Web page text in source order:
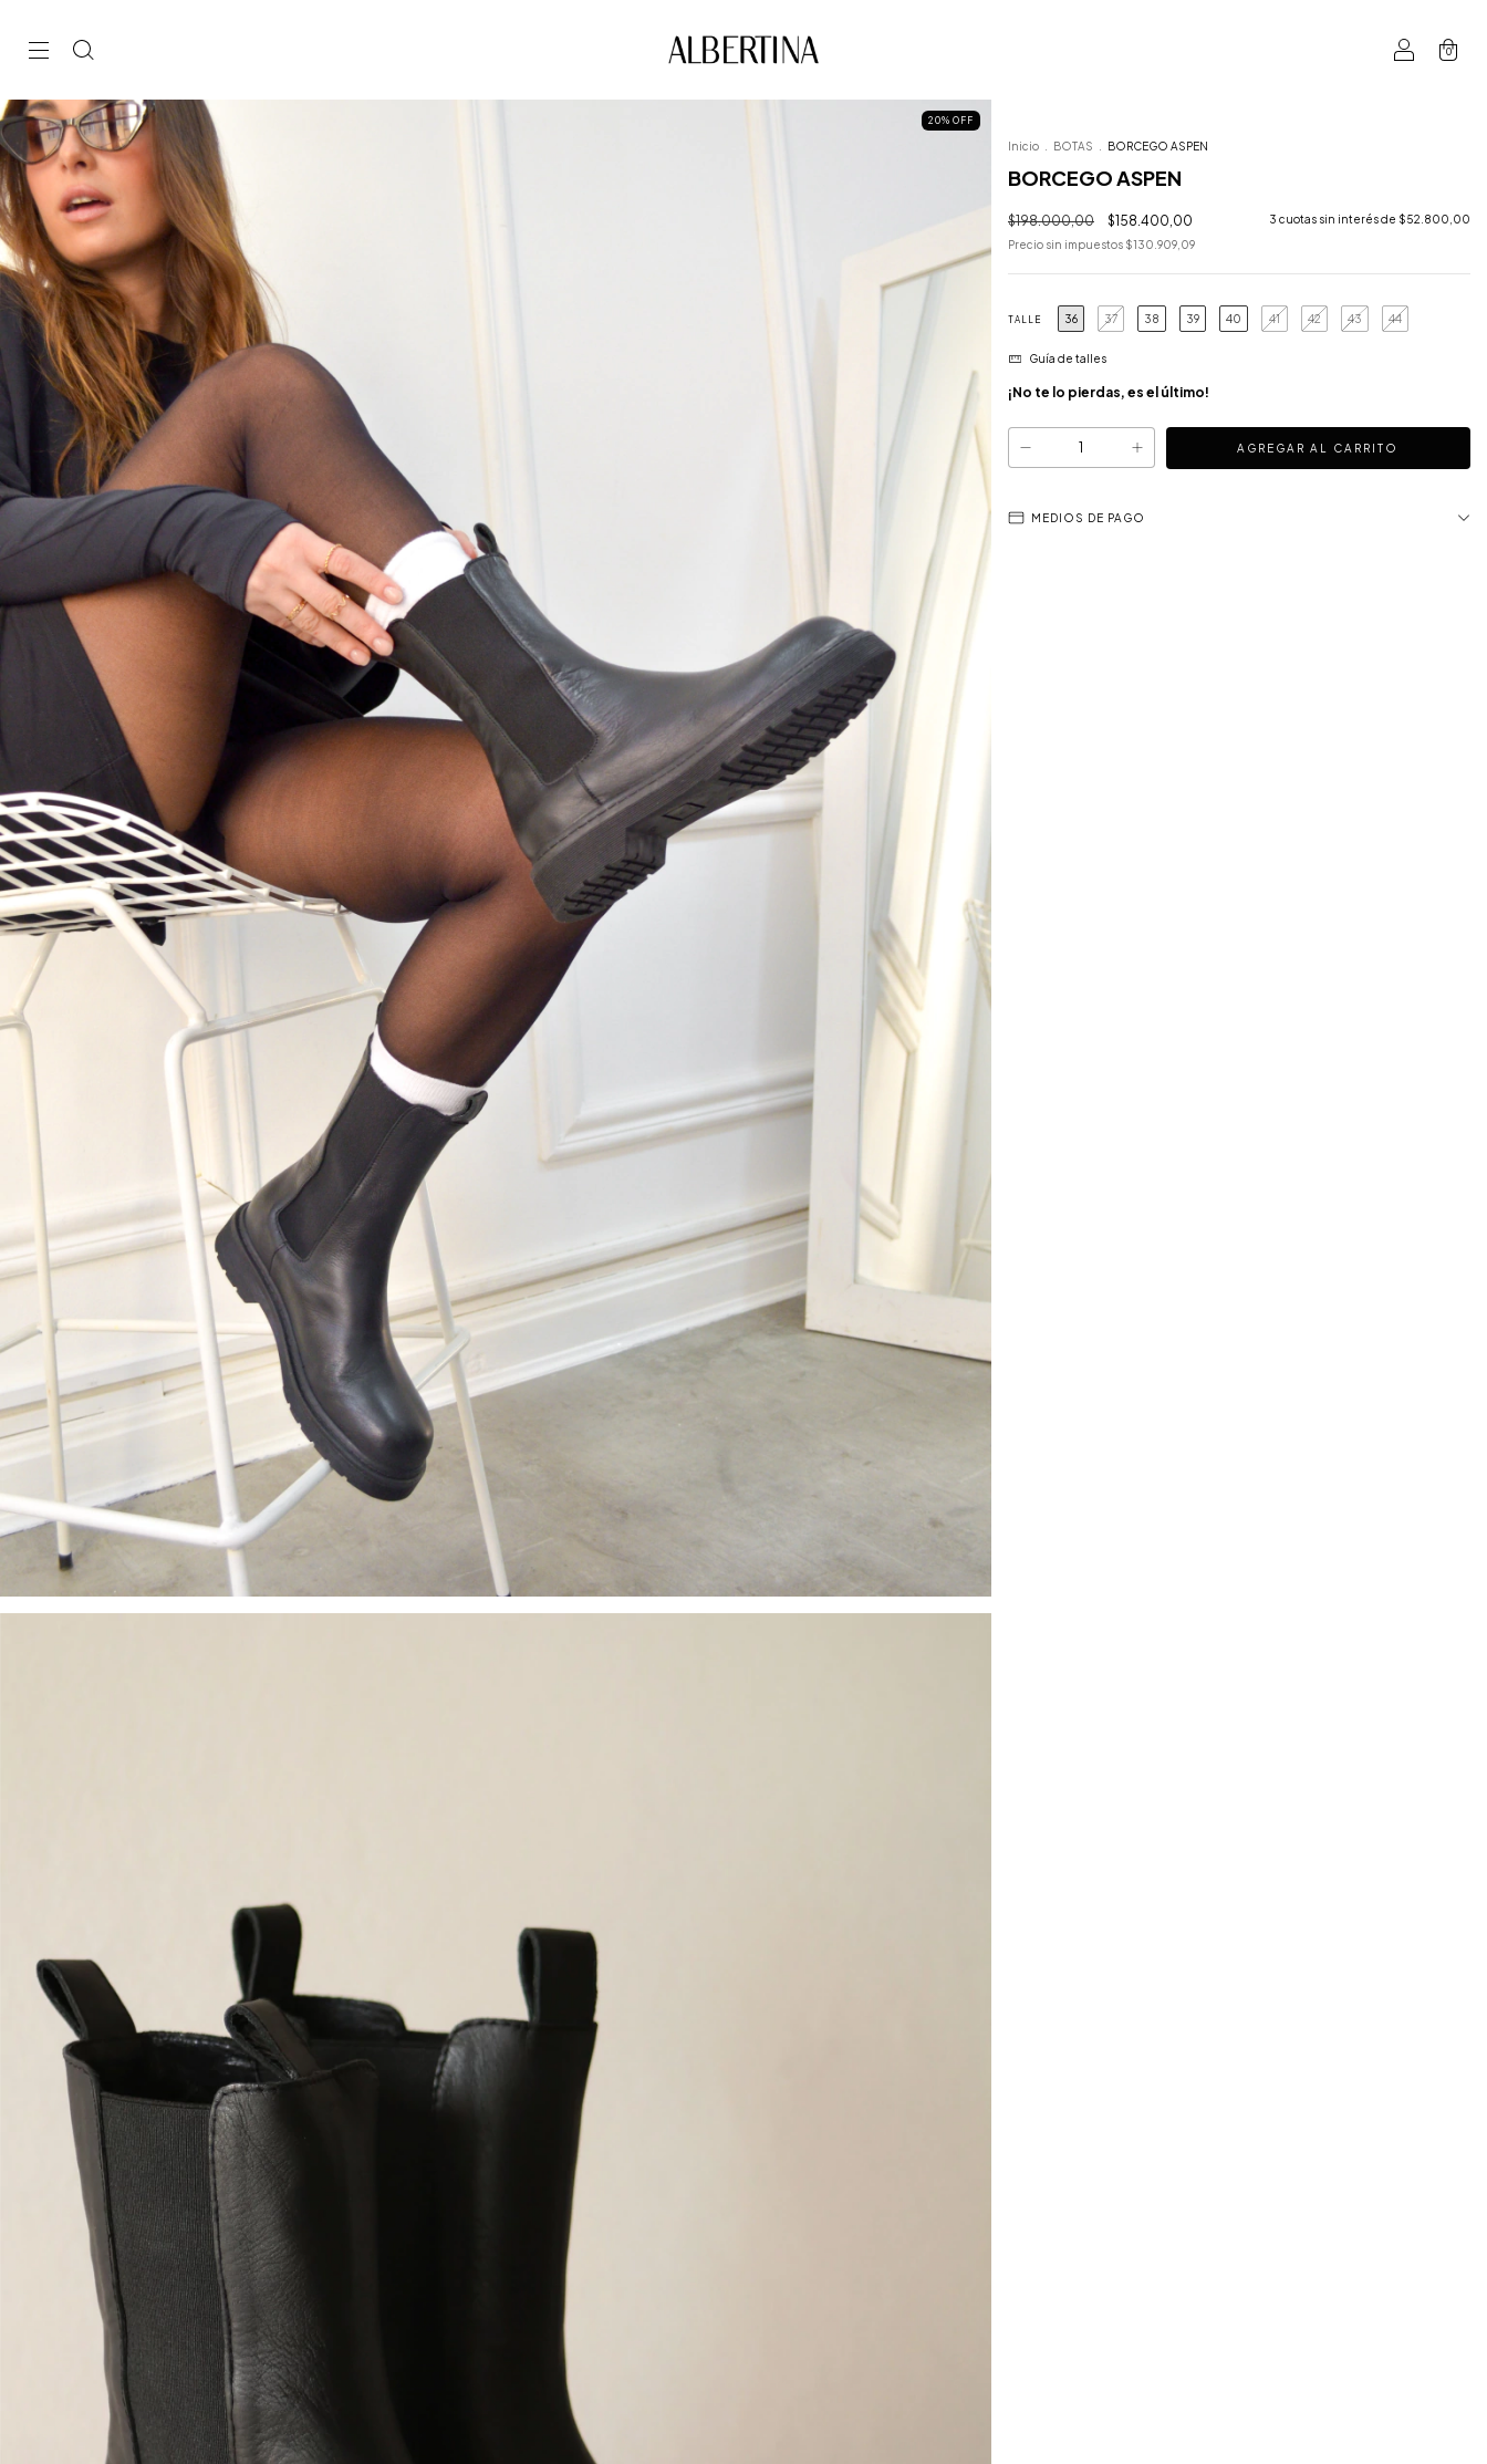
0
20% OFF
Inicio BOTAS BORCEGO ASPEN
BORCEGO ASPEN
$198.000,00 $158.400,00 3 cuotas sin interés de $52.800,00
Precio sin impuestos $130.909,09
TALLE 36 37 38 39 40 41 42 43 44
Guía de talles
¡No te lo pierdas, es el último!
MEDIOS DE PAGO